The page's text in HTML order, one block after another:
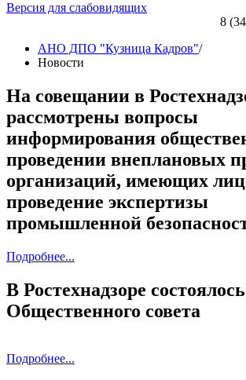
Версия для слабовидящих
8
АНО ДПО "Кузница Кадров"/
Новости
На совещании в
рассмотрены вопросы
информирования
проведении внеплановых
организаций, имеющих
проведение экспертизы
промышленной
Подробнее...
В Ростехнадзоре
Общественного совета
Подробнее...